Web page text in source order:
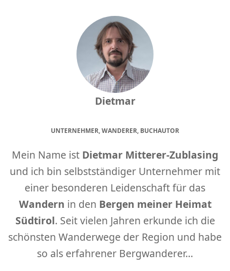
Dietmar
UNTERNEHMER, WANDERER, BUCHAUTOR
Mein Name ist Dietmar Mitterer-Zublasing
und ich bin selbstständiger Unternehmer mit
einer besonderen Leidenschaft für das
Wandern in den Bergen meiner Heimat
Südtirol. Seit vielen Jahren erkunde ich die
schönsten Wanderwege der Region und habe
so als erfahrener Bergwanderer...